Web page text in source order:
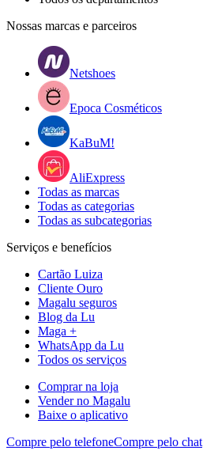
Nossas marcas e parceiros
Netshoes
Epoca Cosméticos
KaBuM!
AliExpress
Todas as marcas
Todas as categorias
Todas as subcategorias
Serviços e benefícios
Cartão Luiza
Cliente Ouro
Magalu seguros
Blog da Lu
Maga +
WhatsApp da Lu
Todos os serviços
Comprar na loja
Vender no Magalu
Baixe o aplicativo
Compre pelo telefoneCompre pelo chat